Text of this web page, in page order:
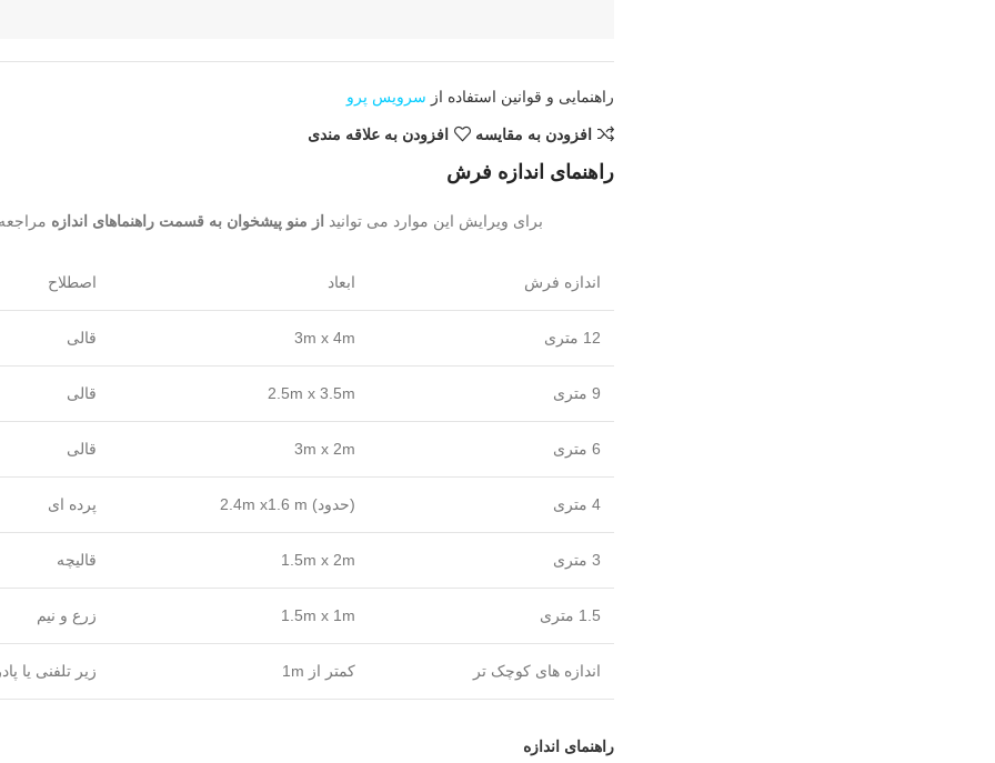
راهنمایی و قوانین استفاده از سرویس پرو
افزودن به مقایسه افزودن به علاقه مندی
راهنمای اندازه فرش
برای ویرایش این موارد می توانید از منو پیشخوان به قسمت راهنماهای اندازه مراجعه
اندازه فرش ابعاد اصطلاح
12 متری 3m x 4m قالی
9 متری 2.5m x 3.5m قالی
6 متری 3m x 2m قالی
4 متری (حدود) 2.4m x1.6 m پرده ای
3 متری 1.5m x 2m قالیچه
1.5 متری 1.5m x 1m زرع و نیم
اندازه های کوچک تر کمتر از 1m زیر تلفنی یا
راهنمای اندازه